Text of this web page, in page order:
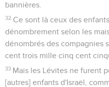
bannières.
32 Ce sont là ceux des
dénombrement selon les
dénombrés des compagnies
cent trois mille cinq cent
33 Mais les Lévites ne furent
[autres] enfants d'Israël,